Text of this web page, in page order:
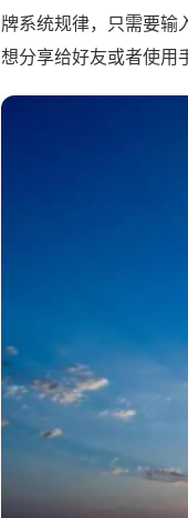
牌系统规律，只需要输
想分享给好友或者使用